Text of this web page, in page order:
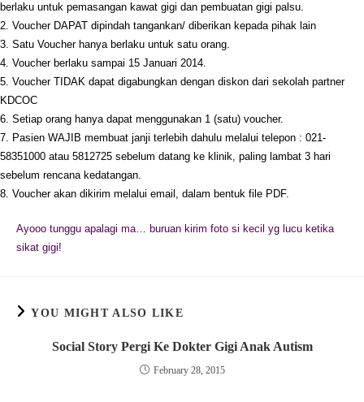
berlaku untuk pemasangan kawat gigi dan pembuatan gigi palsu.
2. Voucher DAPAT dipindah tangankan/ diberikan kepada pihak lain
3. Satu Voucher hanya berlaku untuk satu orang.
4. Voucher berlaku sampai 15 Januari 2014.
5. Voucher TIDAK dapat digabungkan dengan diskon dari sekolah partner
KDCOC
6. Setiap orang hanya dapat menggunakan 1 (satu) voucher.
7. Pasien WAJIB membuat janji terlebih dahulu melalui telepon : 021-
58351000 atau 5812725 sebelum datang ke klinik, paling lambat 3 hari
sebelum rencana kedatangan.
8. Voucher akan dikirim melalui email, dalam bentuk file PDF.
Ayooo tunggu apalagi ma… buruan kirim foto si kecil yg lucu ketika
sikat gigi!
YOU MIGHT ALSO LIKE
Social Story Pergi Ke Dokter Gigi Anak Autism
February 28, 2015